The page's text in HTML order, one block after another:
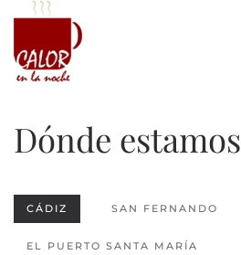
Skip to main content
Dónde estamos
CÁDIZ SAN FERNANDO
EL PUERTO SANTA MARÍA